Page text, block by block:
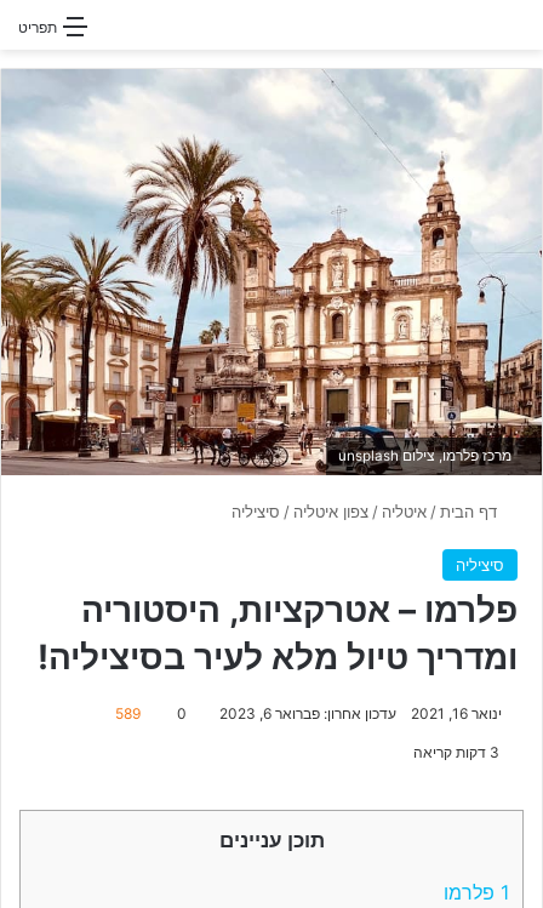
תפריט
מרכז פלרמו, צילום unsplash
דף הבית/ איטליה / צפון איטליה / סיציליה
סיציליה
פלרמו – אטרקציות, היסטוריה
ומדריך טיול מלא לעיר בסיציליה!
ינואר 16, 2021 עדכון אחרון: פברואר 6, 2023 0
589
תוכן עניינים
1 פלרמו